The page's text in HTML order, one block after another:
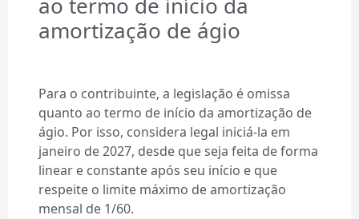
ao termo de início da
amortização de ágio
Para o contribuinte, a legislação é omissa
quanto ao termo de início da amortização de
ágio. Por isso, considera legal iniciá-la em
janeiro de 2027, desde que seja feita de forma
linear e constante após seu início e que
respeite o limite máximo de amortização
mensal de 1/60.